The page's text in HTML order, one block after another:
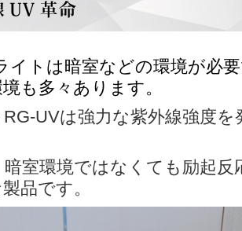
イトは暗室などの環境が必
も多々あります。
UVは強力な紫外線強度
室環境ではなくても励起
品です。